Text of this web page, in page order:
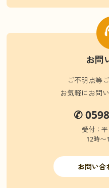
お問
ご不明点等
お気軽にお問
✆
受付：
12時〜
お問い合